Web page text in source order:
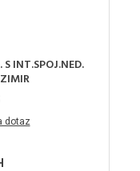
INT.SPOJ.NED.
dotaz